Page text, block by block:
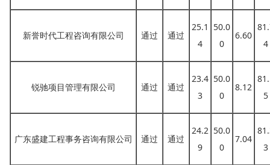
新誉时代工程咨询有限公司 通过 通过
25.1
4
50.0
0
6.60
4
锐驰项目管理有限公司 通过 通过
23.4
3
50.0
0
8.12
5
广东盛建工程事务咨询有限公司 通过 通过
24.2
9
50.0
0
7.04
3